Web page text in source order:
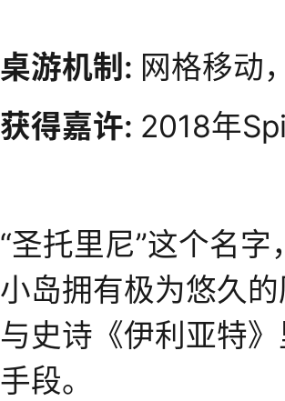
桌游机制: 网格移动
获得嘉许: 2018年
“圣托里尼”这个名
小岛拥有极为悠久
与史诗《伊利亚特
手段。